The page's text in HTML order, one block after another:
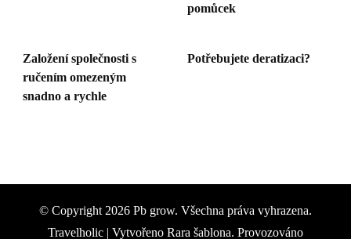
pomůcek
Založení společnosti s
ručením omezeným
snadno a rychle
Potřebujete deratizaci?
© Copyright 2026 Pb grow. Všechna práva vyhrazena.
Travelholic | Vytvořeno Rara šablona. Provozováno